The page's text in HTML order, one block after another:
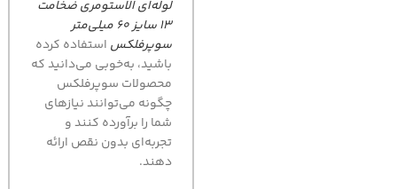
لوله‌ای الاستومری ضخامت
13 سایز 60 میلی‌متر
سوپرفلکس استفاده کرده
باشید، به‌خوبی می‌دانید که
محصولات سوپرفلکس
چگونه می‌توانند نیازهای
شما را برآورده کنند و
تجربه‌ای بدون نقص ارائه
دهند.